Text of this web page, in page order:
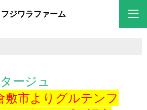
フジワラファーム
ージュ
敷市よりグルテンフ